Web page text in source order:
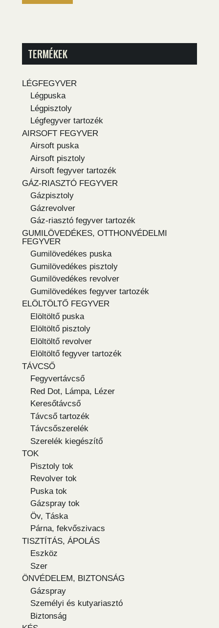
TERMÉKEK
LÉGFEGYVER
Légpuska
Légpisztoly
Légfegyver tartozék
AIRSOFT FEGYVER
Airsoft puska
Airsoft pisztoly
Airsoft fegyver tartozék
GÁZ-RIASZTÓ FEGYVER
Gázpisztoly
Gázrevolver
Gáz-riasztó fegyver tartozék
GUMILÖVEDÉKES, OTTHONVÉDELMI
FEGYVER
Gumilövedékes puska
Gumilövedékes pisztoly
Gumilövedékes revolver
Gumilövedékes fegyver tartozék
ELÖLTÖLTŐ FEGYVER
Elöltöltő puska
Elöltöltő pisztoly
Elöltöltő revolver
Elöltöltő fegyver tartozék
TÁVCSŐ
Fegyvertávcső
Red Dot, Lámpa, Lézer
Keresőtávcső
Távcső tartozék
Távcsőszerelék
Szerelék kiegészítő
TOK
Pisztoly tok
Revolver tok
Puska tok
Gázspray tok
Öv, Táska
Párna, fekvőszivacs
TISZTÍTÁS, ÁPOLÁS
Eszköz
Szer
ÖNVÉDELEM, BIZTONSÁG
Gázspray
Személyi és kutyariasztó
Biztonság